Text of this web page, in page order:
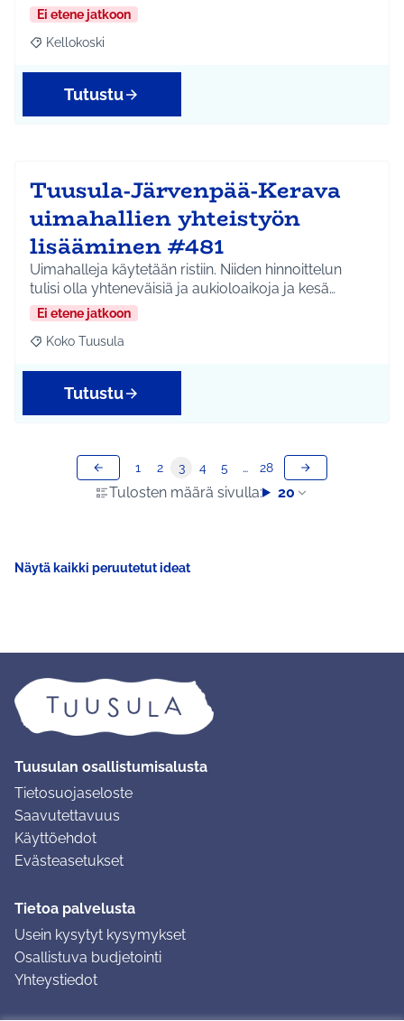
Ei etene jatkoon
Rajaa tulokset aihepiirin mukaan: Kellokoski
Kellokoski
Tutustu
Tuusula-Järvenpää-Kerava
uimahallien yhteistyön
lisääminen #481
Uimahalleja käytetään ristiin. Niiden hinnoittelun
tulisi olla yhteneväisiä ja aukioloaikoja ja kesä…
Ei etene jatkoon
Rajaa tulokset aihepiirin mukaan: Koko Tuusula
Koko Tuusula
Tutustu
Tulosten määrä sivulla: 20
1 2 3 4 5 … 28
Näytä kaikki peruutetut ideat
Tuusulan osallistumisalusta
Tietosuojaseloste
Saavutettavuus
Käyttöehdot
Evästeasetukset
Tietoa palvelusta
Usein kysytyt kysymykset
Osallistuva budjetointi
Yhteystiedot